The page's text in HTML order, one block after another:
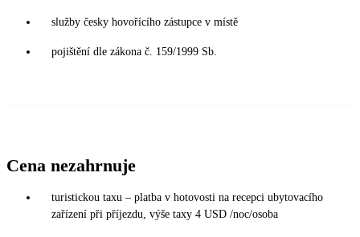
služby česky hovořícího zástupce v místě
pojištění dle zákona č. 159/1999 Sb.
Cena nezahrnuje
turistickou taxu – platba v hotovosti na recepci ubytovacího
zařízení při příjezdu, výše taxy 4 USD /noc/osoba